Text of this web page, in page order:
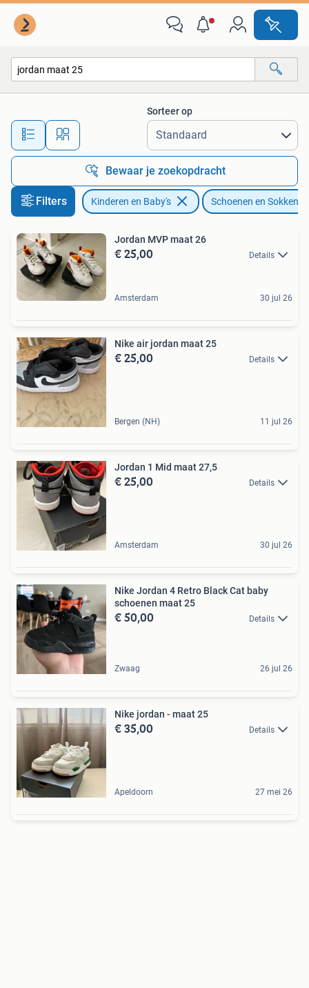
Alle afstanden…
Sorteer op
Bewaar je zoekopdracht
Filters Kinderen en Baby's Schoenen en Sokken
Jordan MVP maat 26
€ 25,00 Details
Amsterdam 30 jul 26
Nike air jordan maat 25
€ 25,00 Details
Bergen (NH) 11 jul 26
Jordan 1 Mid maat 27,5
€ 25,00 Details
Amsterdam 30 jul 26
Nike Jordan 4 Retro Black Cat baby
schoenen maat 25
€ 50,00 Details
Zwaag 26 jul 26
Nike jordan - maat 25
€ 35,00 Details
Apeldoorn 27 mei 26